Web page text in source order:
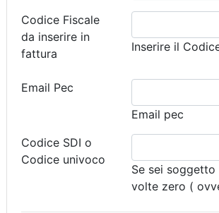
Codice Fiscale
da inserire in
fattura
Inserire il
Email Pec
Email pec
Codice SDI o
Codice univoco
Se sei
volte zero (